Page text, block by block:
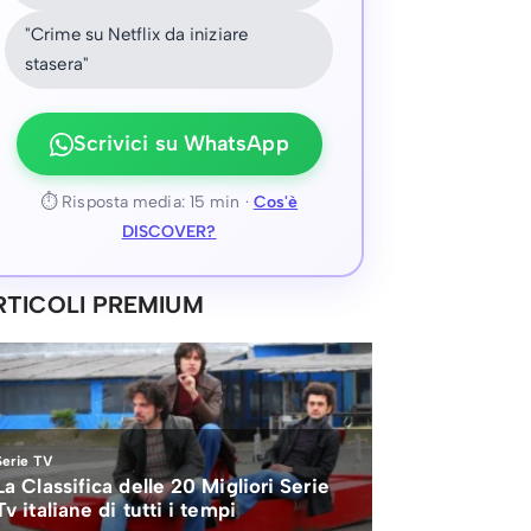
"Crime su Netflix da iniziare
stasera"
Scrivici su WhatsApp
⏱ Risposta media: 15 min · Cos'è
DISCOVER?
PREMIUM